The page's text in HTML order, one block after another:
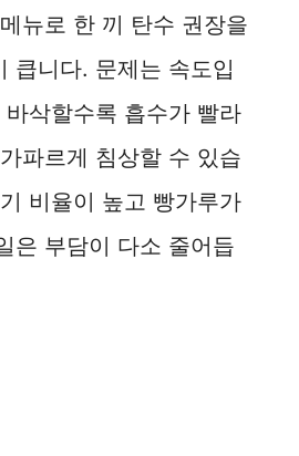
뉴로 한 끼 탄수 권장을
큽니다. 문제는 속도입
삭할수록 흡수가 빨라
파르게 침상할 수 있습
비율이 높고 빵가루가
은 부담이 다소 줄어듭